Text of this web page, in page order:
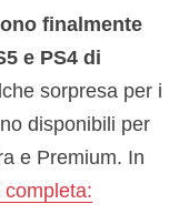
finalmente
e PS4 di
sorpresa per i
disponibili per
e Premium. In
completa: